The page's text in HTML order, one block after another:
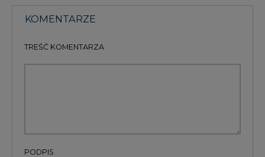
KOMENTARZE
TREŚĆ KOMENTARZA
PODPIS